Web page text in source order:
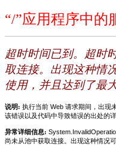
“/”应用程序中的
超时时间已到。超时
取连接。出现这种情
使用，并且达到了最
说明: 执行当前 Web 请求期间，出现
该错误以及代码中导致错误的出处的详
异常详细信息:
尚未从池中获取连接。出现这种情况